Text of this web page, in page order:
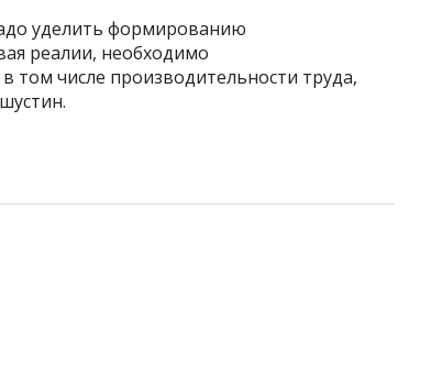
уделить формированию
реалии, необходимо
том числе производительности труда,